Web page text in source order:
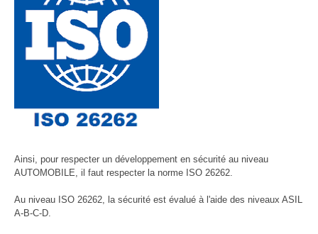
Ainsi, pour respecter un développement en sécurité au niveau
AUTOMOBILE, il faut respecter la norme ISO 26262.
Au niveau ISO 26262, la sécurité est évalué à l'aide des niveaux ASIL
A-B-C-D.